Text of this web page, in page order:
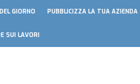
GIORNO PUBBLICIZZA LA TUA AZIENDA
SUI LAVORI